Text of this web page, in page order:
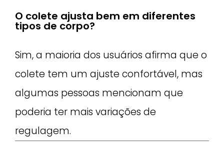
O colete ajusta bem em diferentes
tipos de corpo?
Sim, a maioria dos usuários afirma que o
colete tem um ajuste confortável, mas
algumas pessoas mencionam que
poderia ter mais variações de
regulagem.